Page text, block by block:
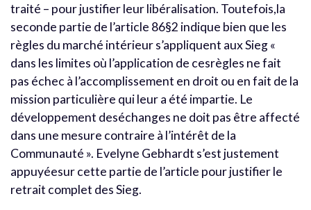
traité – pour justifier leur libéralisation. Toutefois,la
seconde partie de l’article 86§2 indique bien que les
règles du marché intérieur s’appliquent aux Sieg «
dans les limites où l’application de cesrègles ne fait
pas échec à l’accomplissement en droit ou en fait de la
mission particulière qui leur a été impartie. Le
développement deséchanges ne doit pas être affecté
dans une mesure contraire à l’intérêt de la
Communauté ». Evelyne Gebhardt s’est justement
appuyéesur cette partie de l’article pour justifier le
retrait complet des Sieg.